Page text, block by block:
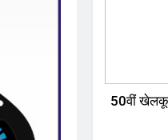
50वीं